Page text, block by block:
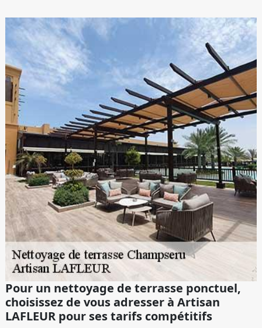
Pour un nettoyage de terrasse ponctuel,
choisissez de vous adresser à Artisan
LAFLEUR pour ses tarifs compétitifs